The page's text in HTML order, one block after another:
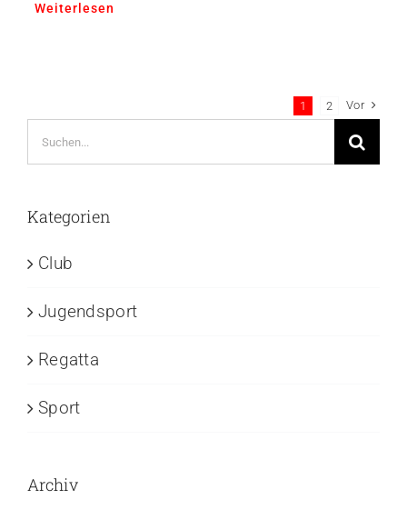
Weiterlesen
1 2 Vor
Suche
nach:
Kategorien
Club
Jugendsport
Regatta
Sport
Archiv